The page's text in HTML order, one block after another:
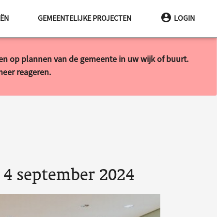
GEMEENTELIJKE PROJECTEN LOGIN
op plannen van de gemeente in uw wijk of buurt.
reageren.
september 2024